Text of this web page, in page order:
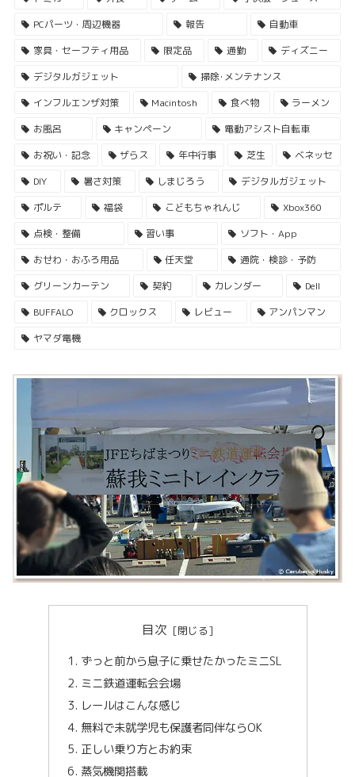
PCパーツ・周辺機器
報告
自動車
家具・セーフティ用品
限定品 通勤
ディズニー
デジタルガジェット
掃除･メンテナンス
インフルエンザ対策
Macintosh 食べ物
ラーメン
お風呂
キャンペーン
電動アシスト自転車
お祝い・記念
ザらス 年中行事 芝生
ベネッセ
DIY
暑さ対策 しまじろう
デジタルガジェット
ポルテ
福袋 こどもちゃれんじ
Xbox360
点検・整備
習い事
ソフト・App
おせわ・おふろ用品
任天堂
通院・検診・予防
グリーンカーテン
契約 カレンダー
Dell
BUFFALO
クロックス レビュー
アンパンマン
ヤマダ電機
目次
ずっと前から息子に乗せたかったミニSL
ミニ鉄道運転会会場
レールはこんな感じ
無料で未就学児も保護者同伴ならOK
正しい乗り方とお約束
蒸気機関搭載